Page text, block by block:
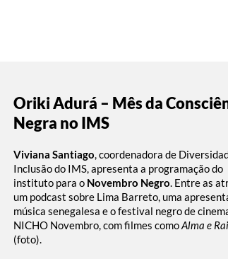
Oriki Adurá – Mês da
Negra no IMS
Viviana Santiago, coordenadora de
Inclusão do IMS, apresenta a programação do
instituto para o Novembro Negro. Entre as
um podcast sobre Lima Barreto, uma
música senegalesa e o festival negro de
NICHO Novembro, com filmes comoAlma e
(foto).